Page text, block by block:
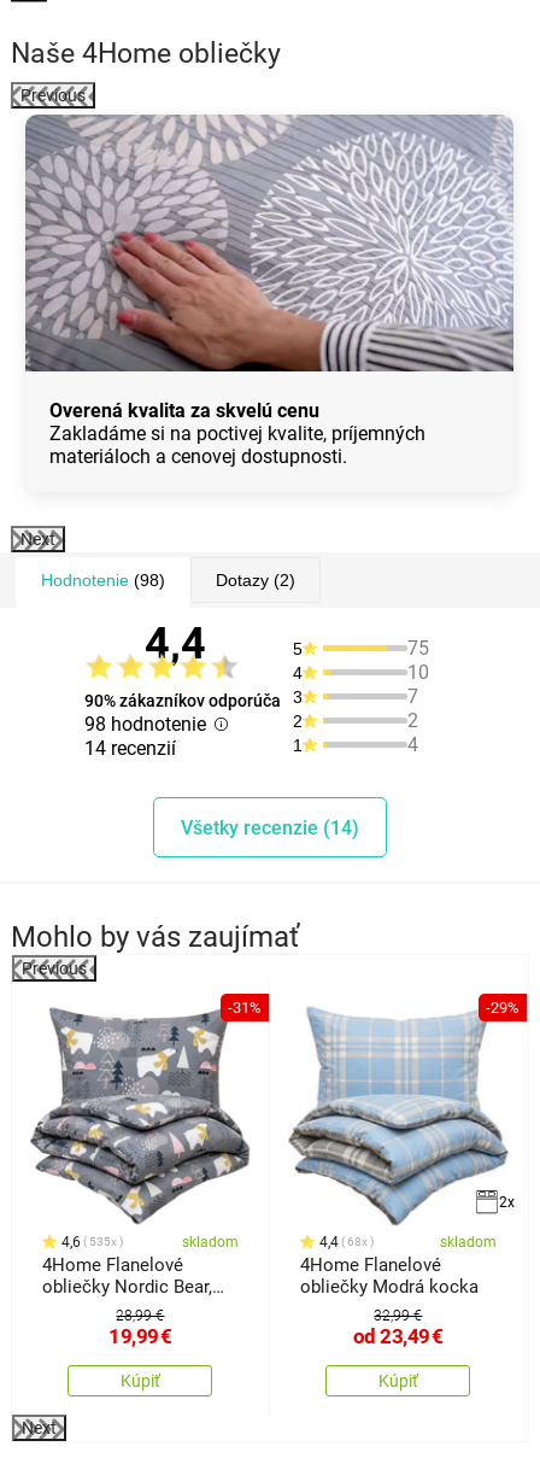
Naše 4Home obliečky
Previous
Overená kvalita za skvelú cenu
Zakladáme si na poctivej kvalite, príjemných
materiáloch a cenovej dostupnosti.
Next
Hodnotenie(98) Dotazy(2)
4,4
90% zákazníkov odporúča
98 hodnotenie
14 recenzií
5 75
4 10
3 7
2 2
1 4
Všetky recenzie (14)
Mohlo by vás zaujímať
Previous
-31%
4,6 535x skladom
4Home Flanelové
obliečky Nordic Bear,
140 x 200 cm, 70 x 90
28,99 €
19,99€
Kúpiť
-29%
2x
4,4 68x skladom
4Home Flanelové
obliečky Modrá kocka
32,99 €
od 23,49€
Kúpiť
Next